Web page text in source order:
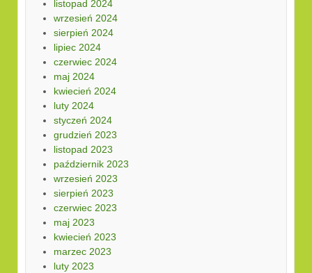
listopad 2024
wrzesień 2024
sierpień 2024
lipiec 2024
czerwiec 2024
maj 2024
kwiecień 2024
luty 2024
styczeń 2024
grudzień 2023
listopad 2023
październik 2023
wrzesień 2023
sierpień 2023
czerwiec 2023
maj 2023
kwiecień 2023
marzec 2023
luty 2023